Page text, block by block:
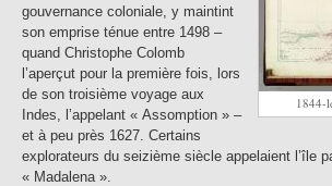
1844-
gouvernance coloniale, y maintint
son emprise ténue entre 1498 –
quand Christophe Colomb
l’aperçut pour la première fois, lors
de son troisième voyage aux
Indes, l’appelant « Assomption » –
et à peu près 1627. Certains
explorateurs du seizième siècle appelaient l’île
« Madalena ».